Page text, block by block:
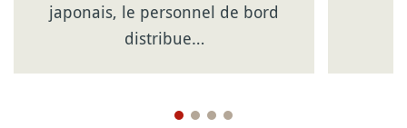
japonais, le personnel de bord
distribue…